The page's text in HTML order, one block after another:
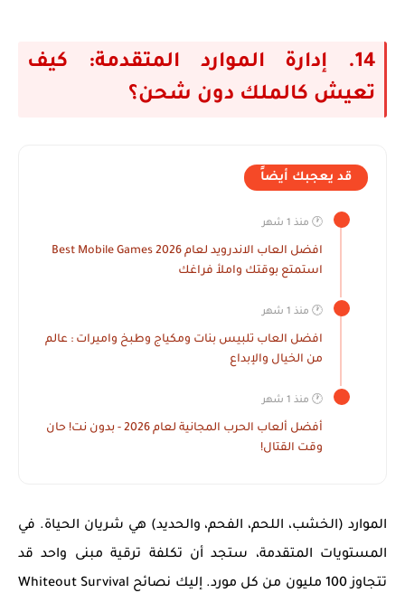
14. إدارة الموارد المتقدمة: كيف
تعيش كالملك دون شحن؟
قد يعجبك أيضاً
🕐 منذ 1 شهر
افضل العاب الاندرويد لعام 2026 Best Mobile Games
استمتع بوقتك واملأ فراغك
🕐 منذ 1 شهر
افضل العاب تلبيس بنات ومكياج وطبخ واميرات : عالم
من الخيال والإبداع
🕐 منذ 1 شهر
أفضل ألعاب الحرب المجانية لعام 2026 - بدون نت! حان
وقت القتال!
الموارد (الخشب، اللحم، الفحم، والحديد) هي شريان الحياة. في
المستويات المتقدمة، ستجد أن تكلفة ترقية مبنى واحد قد
تتجاوز 100 مليون من كل مورد. إليك
نصائح Whiteout Survival